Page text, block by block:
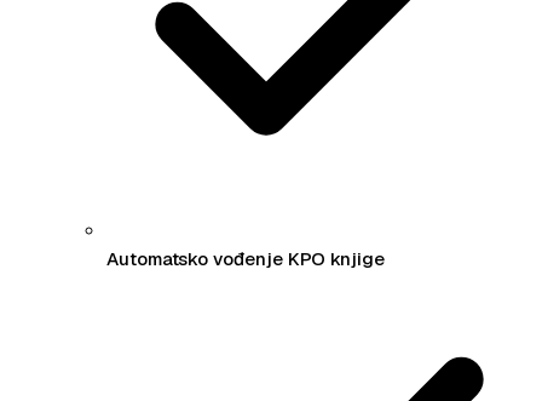
Automatsko vođenje KPO knjige